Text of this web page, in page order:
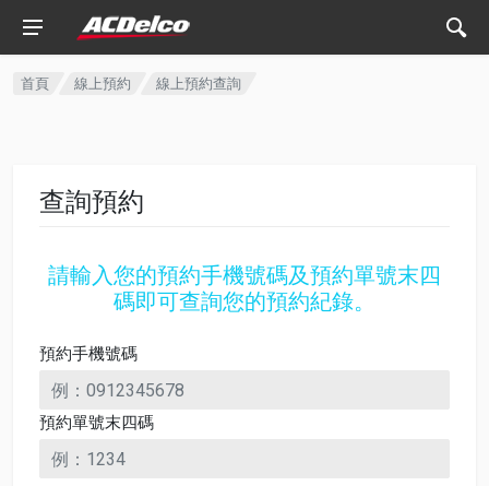
首頁 線上預約 線上預約查詢
查詢預約
請輸入您的預約手機號碼及預約單號末四
碼即可查詢您的預約紀錄。
預約手機號碼
預約單號末四碼